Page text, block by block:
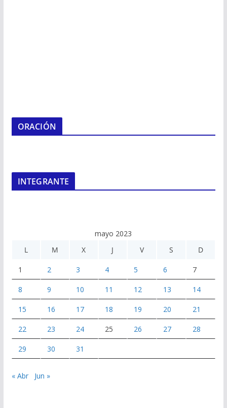
ORACIÓN
INTEGRANTE
mayo 2023
L
M X J V S D
1 2 3 4 5 6 7
8 9 10 11 12 13 14
15 16 17 18 19 20 21
22 23 24 25 26 27 28
29 30 31
« Abr Jun »